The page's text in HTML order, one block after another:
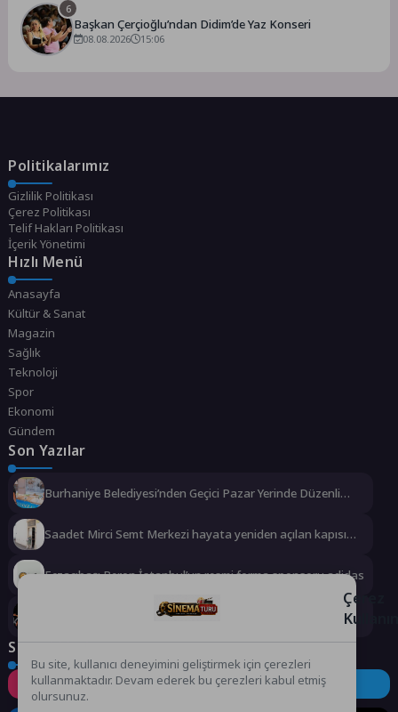
6
Başkan Çerçioğlu’ndan Didim’de Yaz Konseri
08.08.2026 15:06
Politikalarımız
Gizlilik Politikası
Çerez Politikası
Telif Hakları Politikası
İçerik Yönetimi
Hızlı Menü
Anasayfa
Kültür & Sanat
Magazin
Sağlık
Teknoloji
Spor
Ekonomi
Gündem
Son Yazılar
Burhaniye Belediyesi’nden Geçici Pazar Yerinde Düzenli
Saadet Mirci Semt Merkezi hayata yeniden açılan kapısı
Eczacıbaşı Peron İstanbul’un resmi forma sponsoru adidas
Türk Dünyası’nın Kalbi Keçiören’de Attı
Sosyal Medya
Instagram Facebook Twitter
Çerez
Bu site, kullanıcı deneyimini geliştirmek için çerezleri
kullanmaktadır. Devam ederek bu çerezleri kabul etmiş
olursunuz.